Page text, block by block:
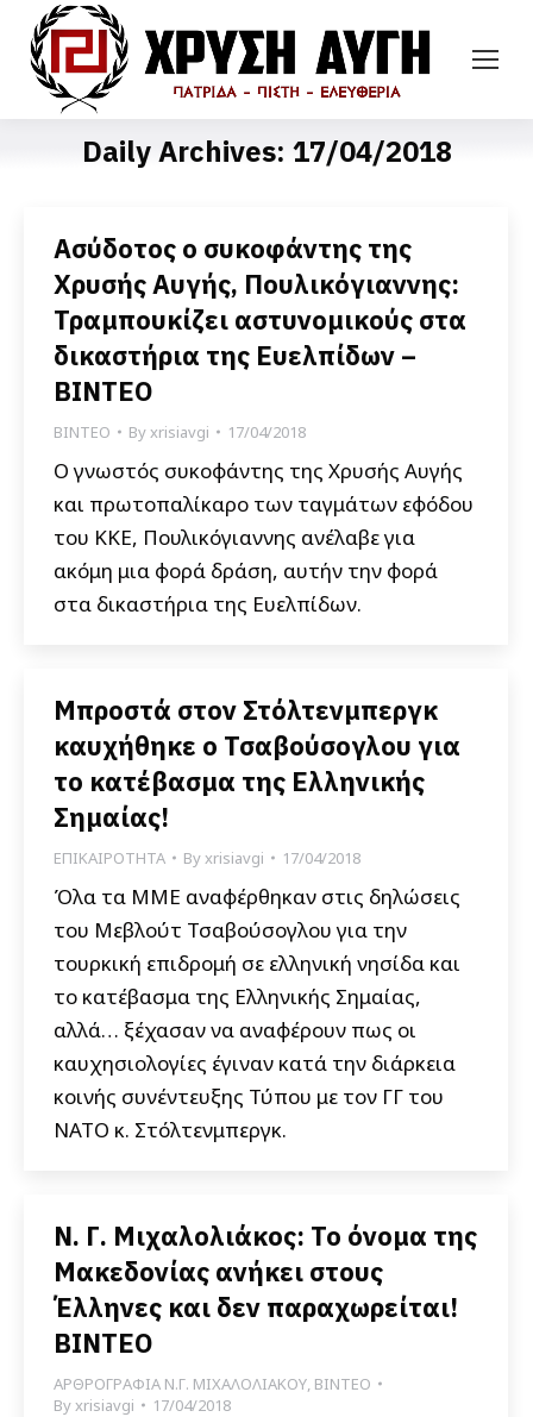
Daily Archives: 17/04/2018
Ασύδοτος ο συκοφάντης της
Χρυσής Αυγής, Πουλικόγιαννης:
Τραμπουκίζει αστυνομικούς στα
δικαστήρια της Ευελπίδων –
ΒΙΝΤΕΟ
ΒΙΝΤΕΟ Byxrisiavgi 17/04/2018
Ο γνωστός συκοφάντης της Χρυσής Αυγής
και πρωτοπαλίκαρο των ταγμάτων εφόδου
του ΚΚΕ, Πουλικόγιαννης ανέλαβε για
ακόμη μια φορά δράση, αυτήν την φορά
στα δικαστήρια της Ευελπίδων.
Μπροστά στον Στόλτενμπεργκ
καυχήθηκε ο Τσαβούσογλου για
το κατέβασμα της Ελληνικής
Σημαίας!
ΕΠΙΚΑΙΡΟΤΗΤΑ Byxrisiavgi 17/04/2018
Όλα τα ΜΜΕ αναφέρθηκαν στις δηλώσεις
του Μεβλούτ Τσαβούσογλου για την
τουρκική επιδρομή σε ελληνική νησίδα και
το κατέβασμα της Ελληνικής Σημαίας,
αλλά… ξέχασαν να αναφέρουν πως οι
καυχησιολογίες έγιναν κατά την διάρκεια
κοινής συνέντευξης Τύπου με τον ΓΓ του
ΝΑΤΟ κ. Στόλτενμπεργκ.
Ν. Γ. Μιχαλολιάκος: Το όνομα της
Μακεδονίας ανήκει στους
Έλληνες και δεν παραχωρείται!
ΒΙΝΤΕΟ
ΑΡΘΡΟΓΡΑΦΙΑ Ν.Γ. ΜΙΧΑΛΟΛΙΑΚΟΥ, ΒΙΝΤΕΟ
Byxrisiavgi 17/04/2018